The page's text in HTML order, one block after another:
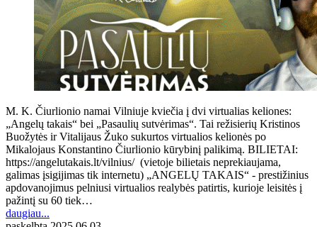
M. K. Čiurlionio namai Vilniuje kviečia į dvi virtualias keliones:
„Angelų takais“ bei „Pasaulių sutvėrimas“. Tai režisierių Kristinos
Buožytės ir Vitalijaus Žuko sukurtos virtualios kelionės po
Mikalojaus Konstantino Čiurlionio kūrybinį palikimą. BILIETAI:
https://angelutakais.lt/vilnius/ (vietoje bilietais neprekiaujama,
galimas įsigijimas tik internetu) „ANGELŲ TAKAIS“ - prestižinius
apdovanojimus pelniusi virtualios realybės patirtis, kurioje leisitės į
pažintį su 60 tiek…
daugiau...